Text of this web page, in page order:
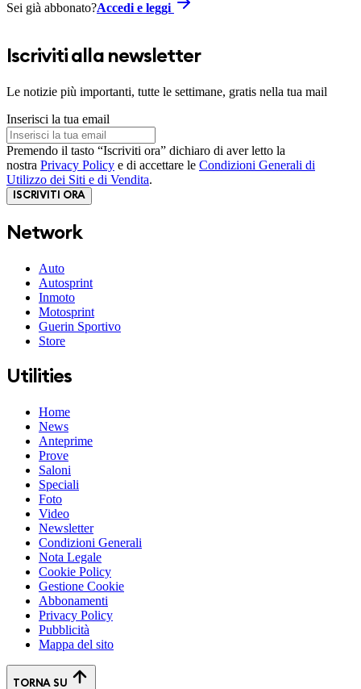
Sei già abbonato?Accedi e leggi
Iscriviti alla newsletter
Le notizie più importanti, tutte le settimane, gratis nella tua mail
Inserisci la tua email
Premendo il tasto “Iscriviti ora” dichiaro di aver letto la
nostra Privacy Policy e di accettare le Condizioni Generali di
Utilizzo dei Siti e di Vendita.
ISCRIVITI ORA
Network
Auto
Autosprint
Inmoto
Motosprint
Guerin Sportivo
Store
Utilities
Home
News
Anteprime
Prove
Saloni
Speciali
Foto
Video
Newsletter
Condizioni Generali
Nota Legale
Cookie Policy
Gestione Cookie
Abbonamenti
Privacy Policy
Pubblicità
Mappa del sito
TORNA SU